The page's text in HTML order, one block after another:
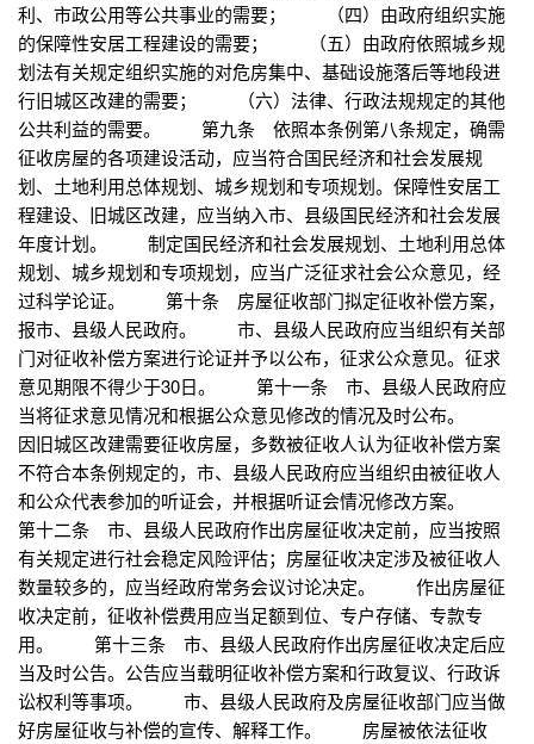
利、市政公用等公共事业的需要； （四）由政府组织实施
的保障性安居工程建设的需要； （五）由政府依照城乡规
划法有关规定组织实施的对危房集中、基础设施落后等地段进
行旧城区改建的需要； （六）法律、行政法规规定的其他
公共利益的需要。 第九条 依照本条例第八条规定，确需
征收房屋的各项建设活动，应当符合国民经济和社会发展规
划、土地利用总体规划、城乡规划和专项规划。保障性安居工
程建设、旧城区改建，应当纳入市、县级国民经济和社会发展
年度计划。 制定国民经济和社会发展规划、土地利用总体
规划、城乡规划和专项规划，应当广泛征求社会公众意见，经
过科学论证。 第十条 房屋征收部门拟定征收补偿方案，
报市、县级人民政府。 市、县级人民政府应当组织有关部
门对征收补偿方案进行论证并予以公布，征求公众意见。征求
意见期限不得少于30日。 第十一条 市、县级人民政府应
当将征求意见情况和根据公众意见修改的情况及时公布。
因旧城区改建需要征收房屋，多数被征收人认为征收补偿方案
不符合本条例规定的，市、县级人民政府应当组织由被征收人
和公众代表参加的听证会，并根据听证会情况修改方案。
第十二条 市、县级人民政府作出房屋征收决定前，应当按照
有关规定进行社会稳定风险评估；房屋征收决定涉及被征收人
数量较多的，应当经政府常务会议讨论决定。 作出房屋征
收决定前，征收补偿费用应当足额到位、专户存储、专款专
用。 第十三条 市、县级人民政府作出房屋征收决定后应
当及时公告。公告应当载明征收补偿方案和行政复议、行政诉
讼权利等事项。 市、县级人民政府及房屋征收部门应当做
好房屋征收与补偿的宣传、解释工作。 房屋被依法征收